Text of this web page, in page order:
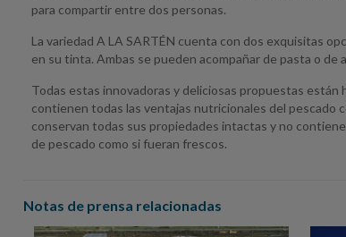
para compartir entre dos personas.
La variedad A LA SARTÉN cuenta con dos exquisitas
en su tinta. Ambas se pueden acompañar de pasta o
Todas estas innovadoras y deliciosas propuestas están
contienen todas las ventajas nutricionales del pescado
conservan todas sus propiedades intactas y no
de pescado como si fueran frescos.
Notas de prensa relacionadas